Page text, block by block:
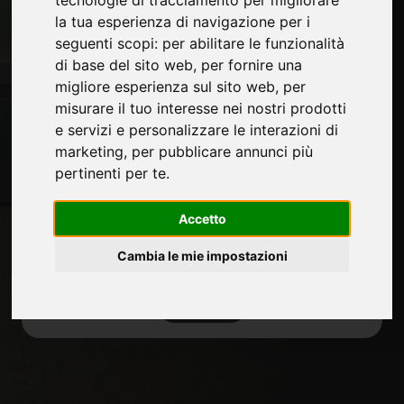
la tua esperienza di navigazione per i
seguenti scopi: per abilitare le funzionalità
di base del sito web, per fornire una
migliore esperienza sul sito web, per
misurare il tuo interesse nei nostri prodotti
e servizi e personalizzare le interazioni di
marketing, per pubblicare annunci più
pertinenti per te.
Accetto
Cambia le mie impostazioni
Rimani aggiornato
Non perderti le ultime novità del settore, news su
aziende, prodotti, tecnologie innovative e fiere.
Iscriviti alla newsletter!
Non perderti le ultime news su nuovi prodotti, novità e
trends di settore e altre informazioni sul mondo
furniture.